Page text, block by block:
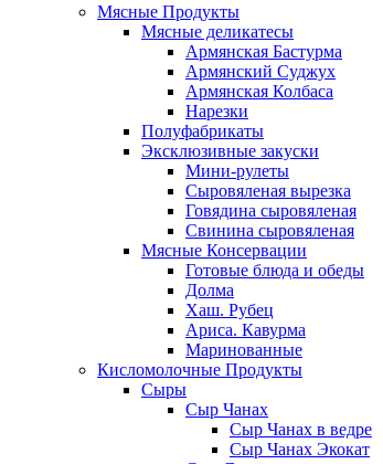
Мясные Продукты
Мясные деликатесы
Армянская Бастурма
Армянский Суджух
Армянская Колбаса
Нарезки
Полуфабрикаты
Эксклюзивные закуски
Мини-рулеты
Сыровяленая вырезка
Говядина сыровяленая
Свинина сыровяленая
Мясные Консервации
Готовые блюда и обеды
Долма
Хаш. Рубец
Ариса. Кавурма
Маринованные
Кисломолочные Продукты
Сыры
Сыр Чанах
Сыр Чанах в ведре
Сыр Чанах Экокат